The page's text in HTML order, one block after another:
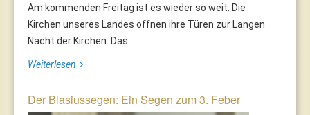
Am kommenden Freitag ist es wieder so weit: Die
Kirchen unseres Landes öffnen ihre Türen zur Langen
Nacht der Kirchen. Das...
Weiterlesen
Der Blasiussegen: Ein Segen zum 3. Feber